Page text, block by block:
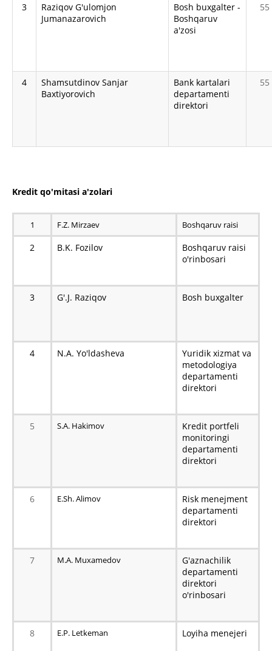
3
Raziqov G'ulomjon
Jumanazarovich
Bosh buxgalter -
Boshqaruv
a'zosi
4
Shamsutdinov Sanjar
Baxtiyorovich
Bank kartalari
departamenti
direktori
Kredit qo'mitasi a'zolari
1 F.Z. Mirzaev Boshqaruv raisi
2 B.K. Fozilov
Boshqaruv raisi
o'rinbosari
3 G'.J. Raziqov Bosh buxgalter
4 N.A. Yo'ldasheva
Yuridik xizmat va
metodologiya
departamenti
direktori
5 S.A. Hakimov
Kredit portfeli
monitoringi
departamenti
direktori
6 E.Sh. Alimov
Risk menejment
departamenti
direktori
7 M.A. Muxamedov
G'aznachilik
departamenti
direktori
o'rinbosari
8 E.P. Letkeman Loyiha menejeri